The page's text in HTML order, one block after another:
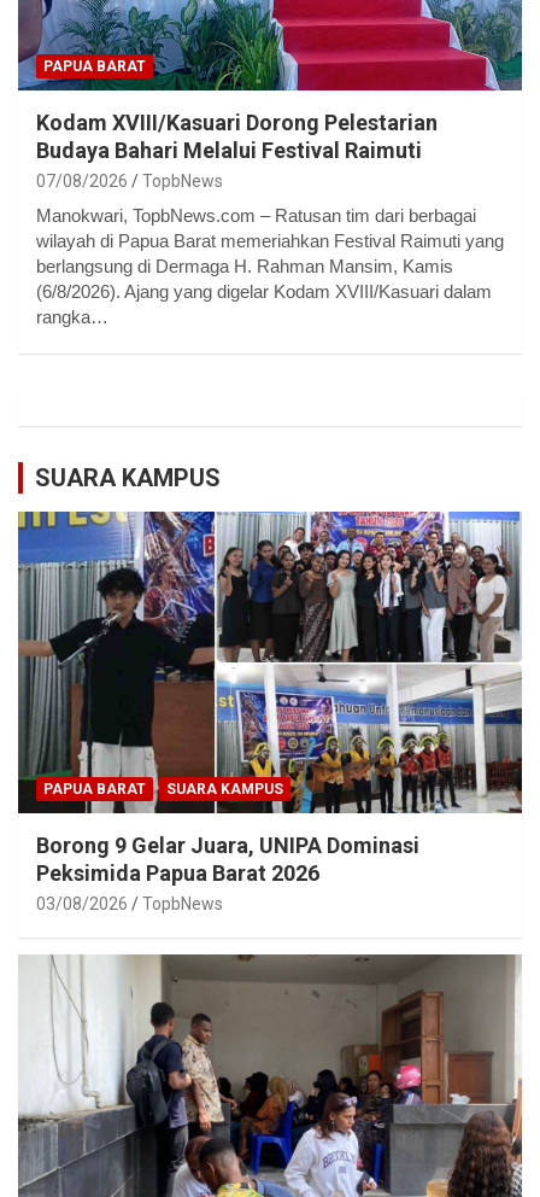
PAPUA BARAT
Kodam XVIII/Kasuari Dorong Pelestarian
Budaya Bahari Melalui Festival Raimuti
07/08/2026 TopbNews
Manokwari, TopbNews.com – Ratusan tim dari berbagai
wilayah di Papua Barat memeriahkan Festival Raimuti yang
berlangsung di Dermaga H. Rahman Mansim, Kamis
(6/8/2026). Ajang yang digelar Kodam XVIII/Kasuari dalam
rangka…
SUARA KAMPUS
PAPUA BARAT SUARA KAMPUS
Borong 9 Gelar Juara, UNIPA Dominasi
Peksimida Papua Barat 2026
03/08/2026 TopbNews